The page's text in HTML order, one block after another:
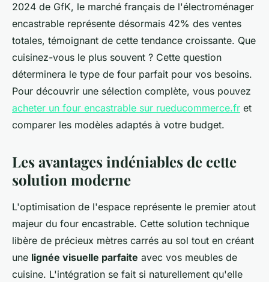
2024 de GfK, le marché français de l'électroménager
encastrable représente désormais 42% des ventes
totales, témoignant de cette tendance croissante. Que
cuisinez-vous le plus souvent ? Cette question
déterminera le type de four parfait pour vos besoins.
Pour découvrir une sélection complète, vous pouvez
acheter un four encastrable sur rueducommerce.fr et
comparer les modèles adaptés à votre budget.
Les avantages indéniables de cette
solution moderne
L'optimisation de l'espace représente le premier atout
majeur du four encastrable. Cette solution technique
libère de précieux mètres carrés au sol tout en créant
une lignée visuelle parfaite avec vos meubles de
cuisine. L'intégration se fait si naturellement qu'elle